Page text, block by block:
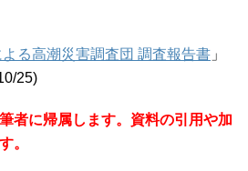
る高潮災害調査団 調査報告書 」
25)
者に帰属します。資料の引用や加
。